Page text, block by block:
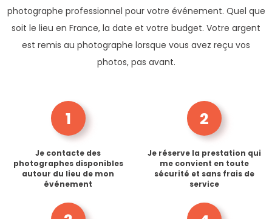
photographe professionnel pour votre événement. Quel que
soit le lieu en France, la date et votre budget. Votre argent
est remis au photographe lorsque vous avez reçu vos
photos, pas avant.
1
Je contacte des
photographes disponibles
autour du lieu de mon
événement
2
Je réserve la prestation qui
me convient en toute
sécurité et sans frais de
service